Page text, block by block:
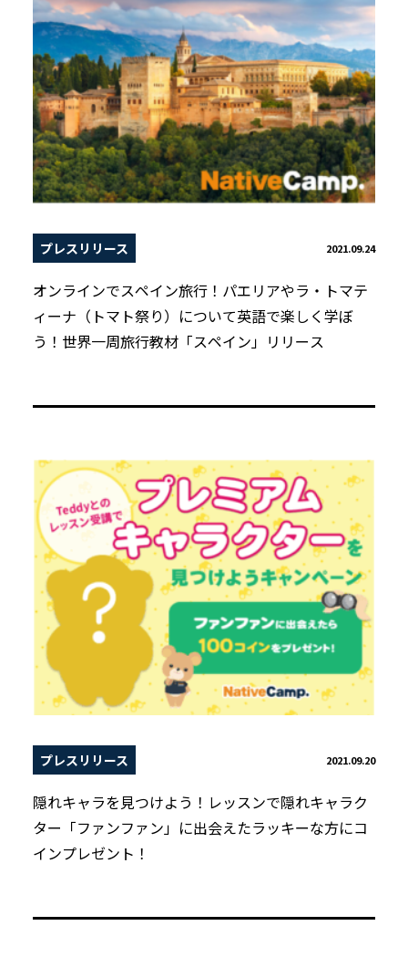
プレスリリース 2021.09.24
オンラインでスペイン旅行！パエリアやラ・トマテ
ィーナ（トマト祭り）について英語で楽しく学ぼ
う！世界一周旅行教材「スペイン」リリース
プレスリリース 2021.09.20
隠れキャラを見つけよう！レッスンで隠れキャラク
ター「ファンファン」に出会えたラッキーな方にコ
インプレゼント！